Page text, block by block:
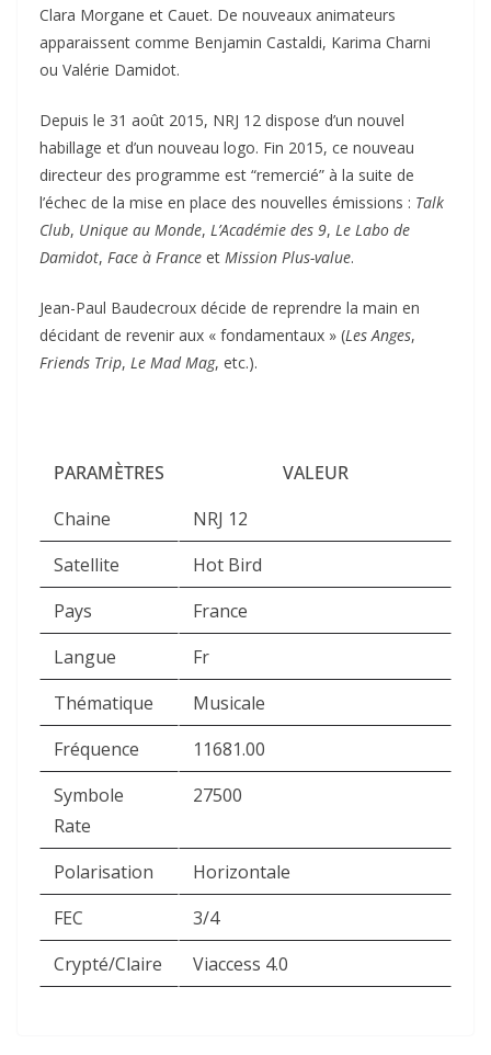
Clara Morgane et Cauet. De nouveaux animateurs
apparaissent comme Benjamin Castaldi, Karima Charni
ou Valérie Damidot.
Depuis le 31 août 2015, NRJ 12 dispose d’un nouvel
habillage et d’un nouveau logo. Fin 2015, ce nouveau
directeur des programme est “remercié” à la suite de
l’échec de la mise en place des nouvelles émissions : Talk
Club, Unique au Monde, L’Académie des 9, Le Labo de
Damidot, Face à France et Mission Plus-value.
Jean-Paul Baudecroux décide de reprendre la main en
décidant de revenir aux « fondamentaux » (Les Anges,
Friends Trip, Le Mad Mag, etc.).
PARAMÈTRES
VALEUR
Chaine
NRJ 12
Satellite
Hot Bird
Pays
France
Langue
Fr
Thématique
Musicale
Fréquence
11681.00
Symbole
Rate
27500
Polarisation
Horizontale
FEC
3/4
Crypté/Claire
Viaccess 4.0